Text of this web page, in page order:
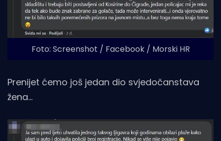
Foto: Screenshot / Facebook / Morski HR
Prenijet ćemo još jedan dio svjedočanstava
žena…